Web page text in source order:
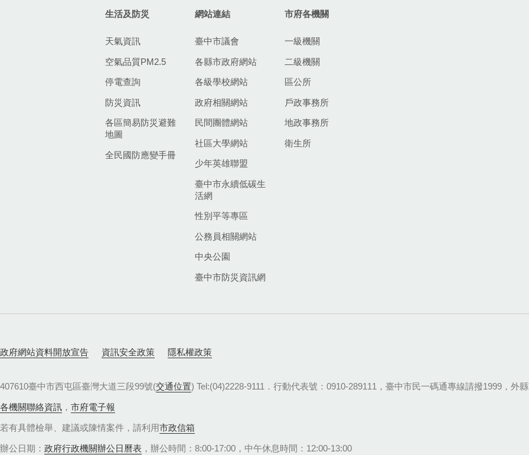
生活及防災
天氣資訊
空氣品質PM2.5
停電查詢
防災資訊
各區簡易防災避難
地圖
全民國防應變手冊
網站連結
臺中市議會
各縣市政府網站
各級學校網站
政府相關網站
民間團體網站
社區大學網站
少年英雄聯盟
臺中市永續低碳生
活網
性別平等專區
公務員相關網站
中央公園
臺中市防災資訊網
市府各機關
一級機關
二級機關
區公所
戶政事務所
地政事務所
衛生所
政府網站資料開放宣告 資訊安全政策 隱私權政策
407610臺中市西屯區臺灣大道三段99號(交通位置) Tel:(04)2228-9111．行動代表號：0910-289111，臺中市民一碼通專線請撥1999，外
各機關聯絡資訊 ， 市府電子報
若有具體檢舉、建議或陳情案件，請利用市政信箱
辦公日期： 政府行政機關辦公日曆表 ，辦公時間：8:00-17:00，中午休息時間：12:00-13:00